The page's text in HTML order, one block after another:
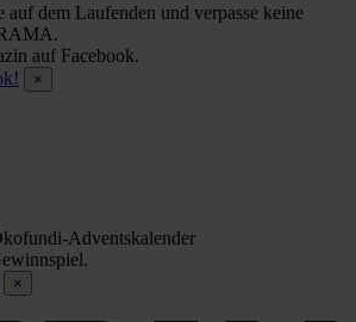
auf dem Laufenden und verpasse keine
auf Facebook.
×
Adventskalender
×